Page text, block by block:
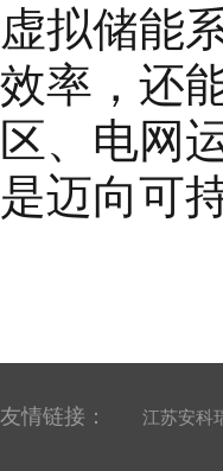
虚拟储能
效率，还
区、电网
是迈向可
友情链接： 江苏安科